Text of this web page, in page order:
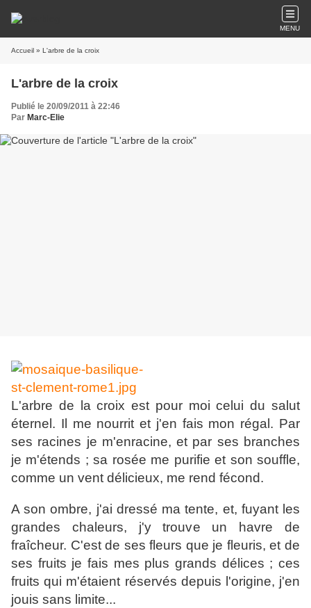
MENU
Accueil » L'arbre de la croix
L'arbre de la croix
Publié le 20/09/2011 à 22:46
Par Marc-Elie
L'arbre de la croix est pour moi celui du salut
éternel. Il me nourrit et j'en fais mon régal. Par
ses racines je m'enracine, et par ses branches
je m'étends ; sa rosée me purifie et son souffle,
comme un vent délicieux, me rend fécond.
A son ombre, j'ai dressé ma tente, et, fuyant les
grandes chaleurs, j'y trouve un havre de
fraîcheur. C'est de ses fleurs que je fleuris, et de
ses fruits je fais mes plus grands délices ; ces
fruits qui m'étaient réservés depuis l'origine, j'en
jouis sans limite...